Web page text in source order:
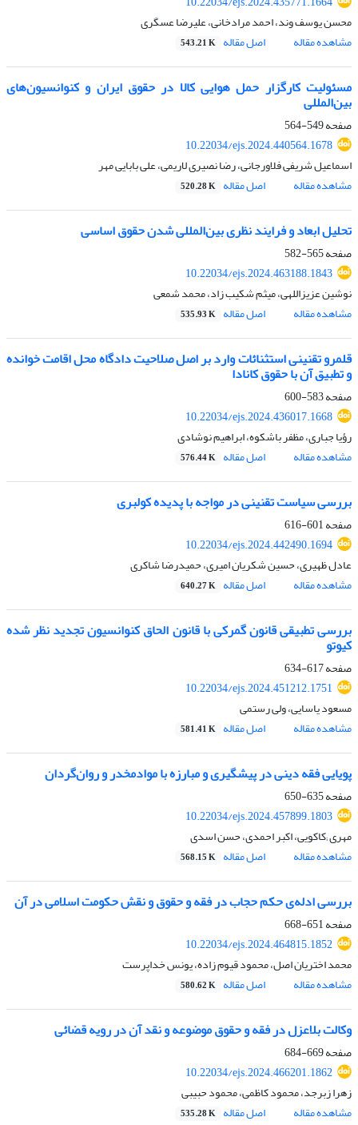
محسن یوسف وند، احمد مرادخانی، علیرضا عسگری
مشاهده مقاله
اصل مقاله 543.21 K
مسئولیت کارگزار حمل هوایی کالا در حقوق ایران و کنوانسیون‌های
بین‌المللی
صفحه549-564
10.22034/ejs.2024.440564.1678
اسماعیل شریفی فلاورجانی، رضا نصیری لاریمی، علی بابایی مهر
مشاهده مقاله
اصل مقاله 520.28 K
تحلیل ابعاد و فرایند نظری بین‌المللی شدن حقوق اساسی
صفحه565-582
10.22034/ejs.2024.463188.1843
نوشین عزیزاللهی، میثم شکیب‏ ‏زاد، محمد شمعی
مشاهده مقاله
اصل مقاله 535.93 K
قلمرو تقنینی استثنائات وارد بر اصل صلاحیت دادگاه محل اقامت خوانده
و تطبیق آن با حقوق کانادا
صفحه583-600
10.22034/ejs.2024.436017.1668
رؤیا جباری، مظفر باشکوه، ابراهیم نوشادی
مشاهده مقاله
اصل مقاله 576.44 K
بررسی سیاست تقنینی در مواجه با پدیده کولبری
صفحه601-616
10.22034/ejs.2024.442490.1694
عادل ظهیری، حسین شکریان امیری، حمیدرضا شاکری
مشاهده مقاله
اصل مقاله 640.27 K
بررسی تطبیقی قانون گمرکی با قانون الحاق کنوانسیون تجدید نظر شده
کیوتو
صفحه617-634
10.22034/ejs.2024.451212.1751
مسعود یاسایی، ولی رستمی
مشاهده مقاله
اصل مقاله 581.41 K
پویایی فقه دینی در پیشگیری و مبارزه با موادمخدر و روان‌گردان
صفحه635-650
10.22034/ejs.2024.457899.1803
مهری ;کاکویی، اکبر احمدی، حسن اسدی
مشاهده مقاله
اصل مقاله 568.15 K
بررسی ادله‌ی حکم حجاب در فقه و حقوق و نقش حکومت اسلامی در آن
صفحه651-668
10.22034/ejs.2024.464815.1852
محمد اختریان اصل، محمود قیوم زاده، یونس خداپرست
مشاهده مقاله
اصل مقاله 580.62 K
وکالت بلاعزل در فقه و حقوق موضوعه و نقد آن در رویه قضائی
صفحه669-684
10.22034/ejs.2024.466201.1862
زهرا زبرجد، محمود کاظمی، محمود حبیبی
مشاهده مقاله
اصل مقاله 535.28 K